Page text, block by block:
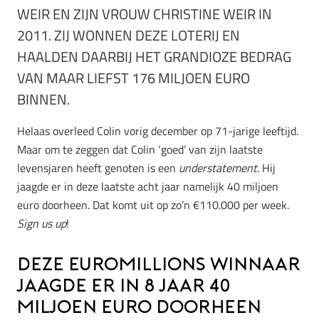
WEIR EN ZIJN VROUW CHRISTINE WEIR IN
2011. ZIJ WONNEN DEZE LOTERIJ EN
HAALDEN DAARBIJ HET GRANDIOZE BEDRAG
VAN MAAR LIEFST 176 MILJOEN EURO
BINNEN.
Helaas overleed Colin vorig december op 71-jarige leeftijd.
Maar om te zeggen dat Colin ‘goed’ van zijn laatste
levensjaren heeft genoten is een understatement. Hij
jaagde er in deze laatste acht jaar namelijk 40 miljoen
euro doorheen. Dat komt uit op zo’n €110.000 per week.
Sign us up!
Deze EuroMillions winnaar
jaagde er in 8 jaar 40
miljoen euro doorheen